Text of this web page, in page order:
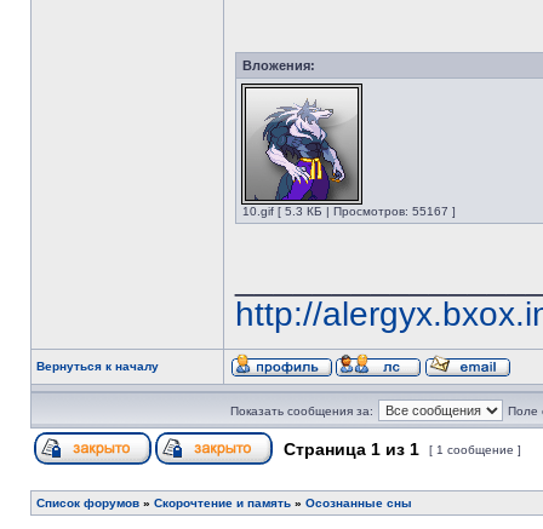
Вложения:
10.gif [ 5.3 КБ | Просмотров: 55167 ]
http://
Вернуться к началу
Показать сообщения за: Поле
Страница 1 из 1 [ 1 сообщение ]
Список форумов » Скорочтение и память » Осознанные сны